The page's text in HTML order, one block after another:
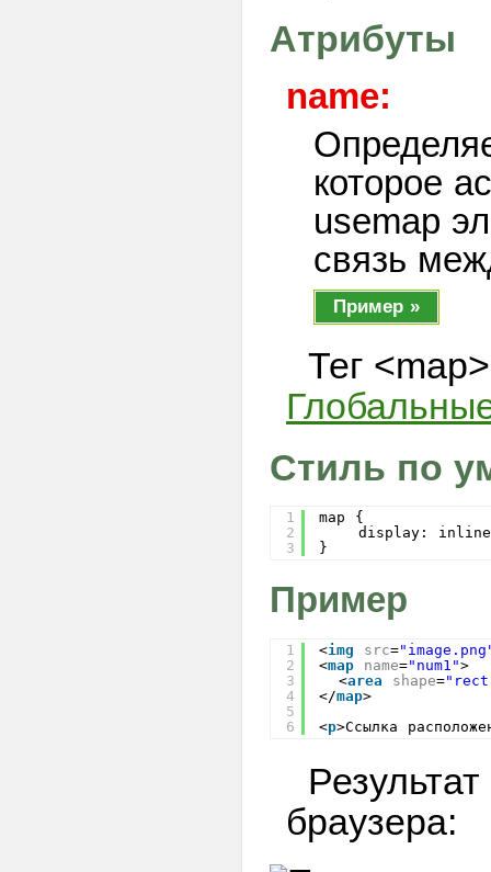
Атрибуты
name:
которое
usemap
связь
Пример »
Тег
Стиль по
1
2
3
map {
display:
}
Пример
1
2
3
4
5
6
<img src=
<map name="num1">
<area shape=
</map>
<p>Ссылка
браузера: